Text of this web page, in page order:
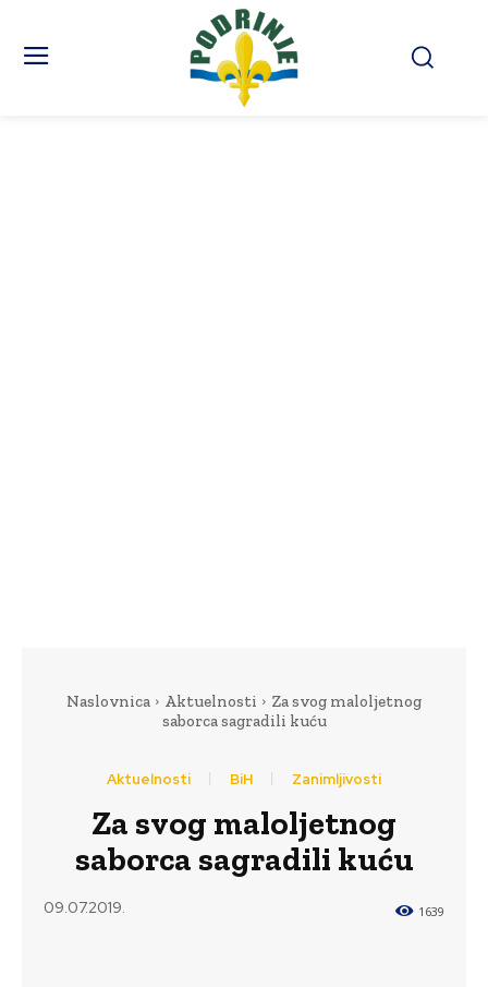
Naslovnica Aktuelnosti
Za svog maloljetnog
saborca sagradili kuću
Aktuelnosti BiH Zanimljivosti
Za svog maloljetnog
saborca sagradili kuću
09.07.2019. 1639